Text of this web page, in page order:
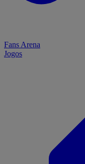
Fans Arena
Jogos